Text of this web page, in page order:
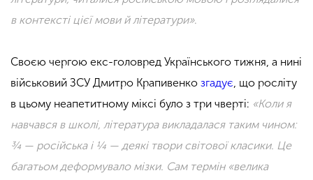
в контексті цієї мови й літератури».
Своєю чергою екс-головред Українського тижня, а нині
військовий ЗСУ Дмитро Крапивенко згадує, що росліту
в цьому неапетитному міксі було з три чверті: «Коли я
навчався в школі, література викладалася таким чином:
¾ — російська і ¼ — деякі твори світової класики. Це
багатьом деформувало мізки. Сам термін «велика